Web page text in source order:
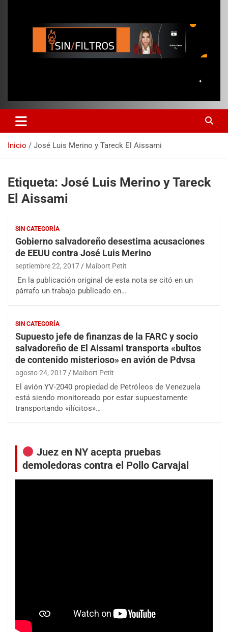
Inicio José Luis Merino y Tareck El Aissami
Etiqueta: José Luis Merino y Tareck
El Aissami
SIN CATEGORÍA
Gobierno salvadoreño desestima acusaciones
de EEUU contra José Luis Merino
septiembre 22, 2017 Maibort Petit
En la publicación original de esta nota se citó en un
párrafo un trabajo publicado en…
SIN CATEGORÍA
Supuesto jefe de finanzas de la FARC y socio
salvadoreño de El Aissami transporta «bultos
de contenido misterioso» en avión de Pdvsa
agosto 24, 2017 Maibort Petit
El avión YV-2040 propiedad de Petróleos de Venezuela
está siendo monitoreado por estar supuestamente
transportando «ilícitos»…
Juez en NY acepta pruebas
demoledoras contra el Pollo Carvajal